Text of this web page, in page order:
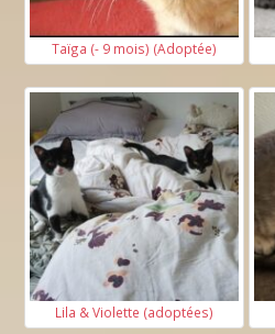
Taïga (- 9 mois) (Adoptée)
Lila & Violette (adoptées)